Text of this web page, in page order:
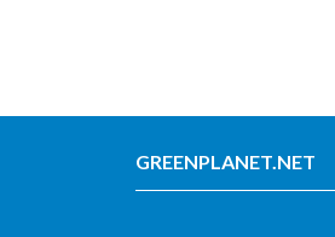
GREENPLANET.NET